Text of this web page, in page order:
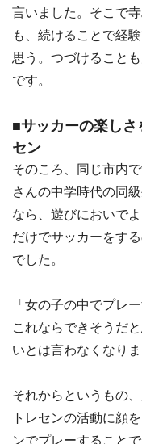
言いました。そこで
も、続けることで経
思う。つづけること
です。
■サッカーの楽し
セン
そのころ、同じ市内
さんの中学時代の同
なら、遊びにおいで
だけでサッカーをす
でした。
「女の子の中でプレ
これならできそうだ
いとは言わなくなりま
それからというもの
トレセンの活動に顔
ンでプレーすること